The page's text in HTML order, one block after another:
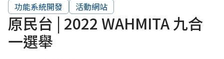
文章專區 Articles
AWS 節費計畫
原民台 | 2022 WAHMITA 九合
一選舉
功能系統開發 活動網站